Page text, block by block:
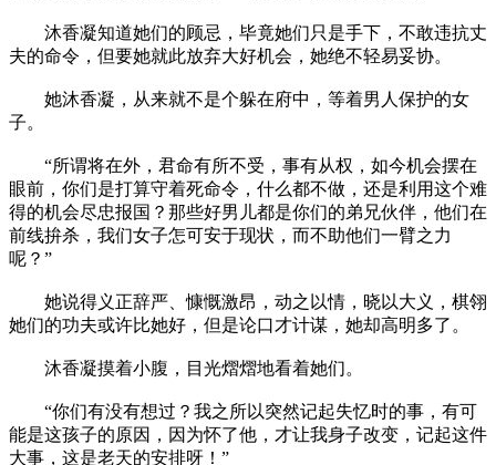
沐香凝知道她们的顾忌，毕竟她们只是手下，不敢违抗丈
夫的命令，但要她就此放弃大好机会，她绝不轻易妥协。
她沐香凝，从来就不是个躲在府中，等着男人保护的女
子。
“所谓将在外，君命有所不受，事有从权，如今机会摆在
眼前，你们是打算守着死命令，什么都不做，还是利用这个难
得的机会尽忠报国？那些好男儿都是你们的弟兄伙伴，他们在
前线拚杀，我们女子怎可安于现状，而不助他们一臂之力
呢？”
她说得义正辞严、慷慨激昂，动之以情，晓以大义，棋翎
她们的功夫或许比她好，但是论口才计谋，她却高明多了。
沐香凝摸着小腹，目光熠熠地看着她们。
“你们有没有想过？我之所以突然记起失忆时的事，有可
能是这孩子的原因，因为怀了他，才让我身子改变，记起这件
大事，这是老天的安排呀！”